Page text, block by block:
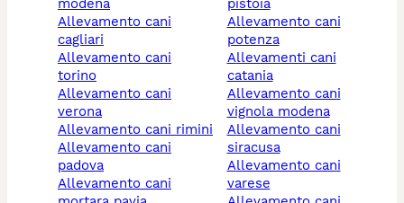
modena
allevamento cani
cagliari
allevamento cani
torino
allevamento cani
verona
allevamento cani rimini
allevamento cani
padova
allevamento cani
pistoia
allevamento cani
potenza
allevamenti cani
catania
allevamento cani
vignola modena
allevamento cani
siracusa
allevamento cani
varese